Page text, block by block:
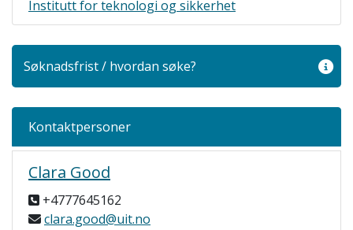
Institutt for teknologi og sikkerhet
Søknadsfrist / hvordan søke?
Kontaktpersoner
Clara Good
+4777645162
clara.good@uit.no